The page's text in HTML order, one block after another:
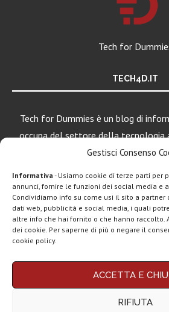
Gestisci Consenso
Informativa - Usiamo cookie di terze parti per
annunci, fornire le funzioni dei social media e
Condividiamo info su come usi il sito a partner
dati web, pubblicità e social media, i quali
altre info che hai fornito o che hanno raccolto.
dei cookie. Per saperne di più o negare il
cookie policy.
ACCETTA E
RIFIUTA
Tech for
TECH4D.IT
Tech for Dummies è un blog di
occupa del settore della tecnologia
una particolare attenzione al
Chi siamo Contatti Disclaimer
Questo blog non rappresenta una testata
LEGGI ANCHE
Motorola rinnova
per intenditori...